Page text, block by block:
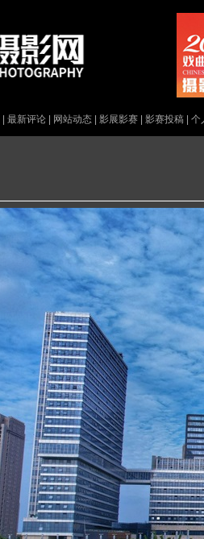
最新评论 网站动态 影展影赛 影赛投稿 个